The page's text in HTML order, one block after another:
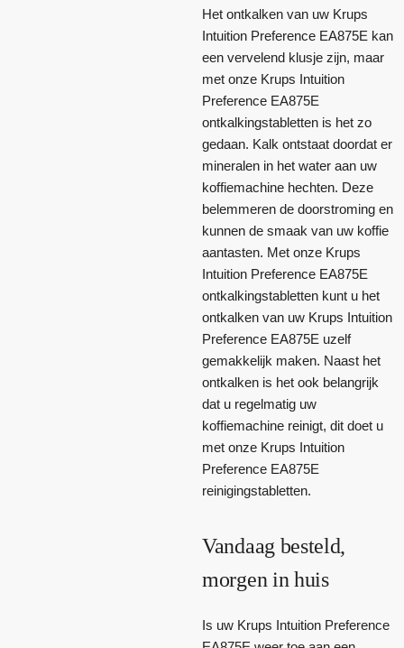
Het ontkalken van uw Krups
Intuition Preference EA875E kan
een vervelend klusje zijn, maar
met onze Krups Intuition
Preference EA875E
ontkalkingstabletten is het zo
gedaan. Kalk ontstaat doordat er
mineralen in het water aan uw
koffiemachine hechten. Deze
belemmeren de doorstroming en
kunnen de smaak van uw koffie
aantasten. Met onze Krups
Intuition Preference EA875E
ontkalkingstabletten kunt u het
ontkalken van uw Krups Intuition
Preference EA875E uzelf
gemakkelijk maken. Naast het
ontkalken is het ook belangrijk
dat u regelmatig uw
koffiemachine reinigt, dit doet u
met onze Krups Intuition
Preference EA875E
reinigingstabletten.
Vandaag besteld,
morgen in huis
Is uw Krups Intuition Preference